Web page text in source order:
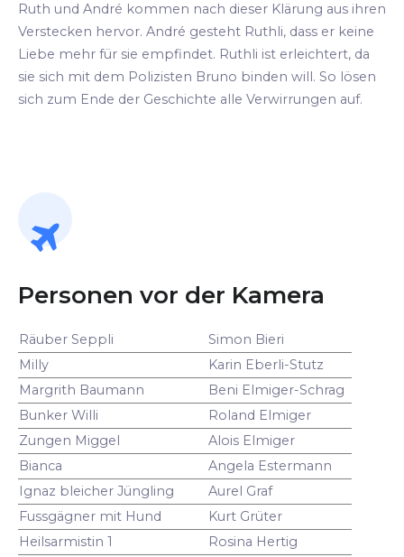
Ruth und André kommen nach dieser Klärung aus ihren
Verstecken hervor. André gesteht Ruthli, dass er keine
Liebe mehr für sie empfindet. Ruthli ist erleichtert, da
sie sich mit dem Polizisten Bruno binden will. So lösen
sich zum Ende der Geschichte alle Verwirrungen auf.
Personen vor der Kamera
Räuber Seppli
Simon Bieri
Milly
Karin Eberli-Stutz
Margrith Baumann
Beni Elmiger-Schrag
Bunker Willi
Roland Elmiger
Zungen Miggel
Alois Elmiger
Bianca
Angela Estermann
Ignaz bleicher Jüngling
Aurel Graf
Fussgägner mit Hund
Kurt Grüter
Heilsarmistin 1
Rosina Hertig